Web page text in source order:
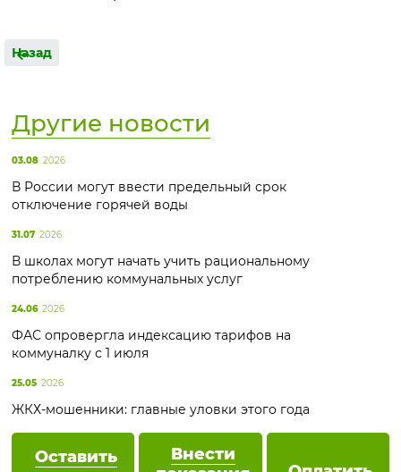
Назад
Оставить
Внести
Другие новости
03.08 2026
В России могут ввести предельный срок
отключение горячей воды
31.07 2026
В школах могут начать учить рациональному
потреблению коммунальных услуг
24.06 2026
ФАС опровергла индексацию тарифов на
коммуналку с 1 июля
25.05 2026
ЖКХ-мошенники: главные уловки этого года